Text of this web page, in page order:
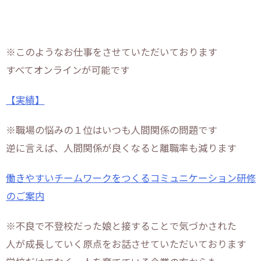
※このようなお仕事をさせていただいております
すべてオンラインが可能です
【実績】
※職場の悩みの１位はいつも人間関係の問題です
逆に言えば、人間関係が良くなると離職率も減ります
働きやすいチームワークをつくるコミュニケーション研修
のご案内
※不良で不登校だった娘と接することで気づかされた
人が成長していく原点をお話させていただいております